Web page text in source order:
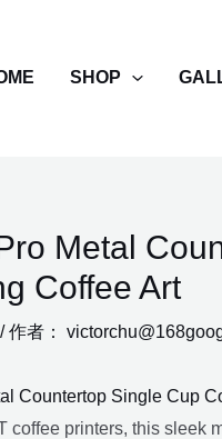
SHOP
Metal
Coffee Art
/ 作者：
Countertop Single Cup
coffee printers, this sleek